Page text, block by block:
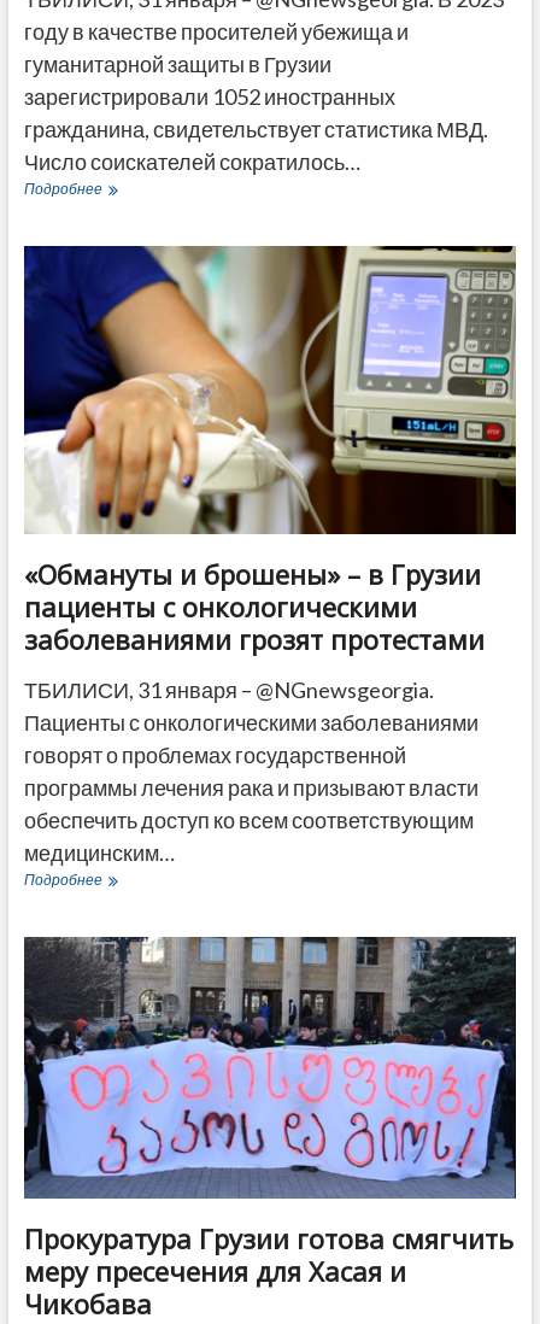
году в качестве просителей убежища и
гуманитарной защиты в Грузии
зарегистрировали 1052 иностранных
гражданина, свидетельствует статистика МВД.
Число соискателей сократилось…
ПодробнееВ
в
снизилось
число
просителей
убежища
—
кто
претендует
на
статус
беженца?
«Обмануты и брошены» – в Грузии
пациенты с онкологическими
заболеваниями грозят протестами
ТБИЛИСИ, 31 января – @NGnewsgeorgia.
Пациенты с онкологическими заболеваниями
говорят о проблемах государственной
программы лечения рака и призывают власти
обеспечить доступ ко всем соответствующим
медицинским…
Подробнее«Обмануты
–
в
Грузии
пациенты
с
онкологическими
заболеваниями
грозят
протестами
Прокуратура Грузии готова смягчить
меру пресечения для Хасая и
Чикобава